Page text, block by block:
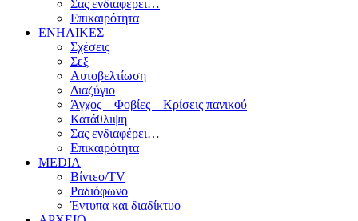
Σας ενδιαφέρει…
Επικαιρότητα
ΕΝΗΛΙΚΕΣ
Σχέσεις
Σεξ
Αυτοβελτίωση
Διαζύγιο
Άγχος – Φοβίες – Κρίσεις πανικού
Κατάθλιψη
Σας ενδιαφέρει…
Επικαιρότητα
MEDIA
Βίντεο/TV
Ραδιόφωνο
Έντυπα και διαδίκτυο